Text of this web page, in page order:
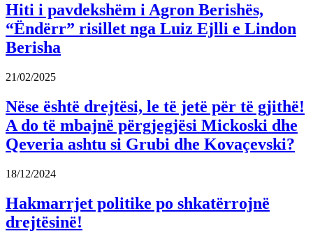
Hiti i pavdekshëm i Agron Berishës,
“Ëndërr” risillet nga Luiz Ejlli e Lindon
Berisha
21/02/2025
Nëse është drejtësi, le të jetë për të gjithë!
A do të mbajnë përgjegjësi Mickoski dhe
Qeveria ashtu si Grubi dhe Kovaçevski?
18/12/2024
Hakmarrjet politike po shkatërrojnë
drejtësinë!